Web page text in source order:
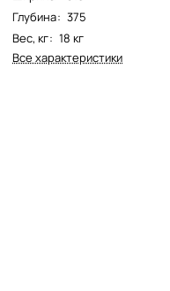
Глубина: 375
Вес, кг: 18 кг
Все характеристики